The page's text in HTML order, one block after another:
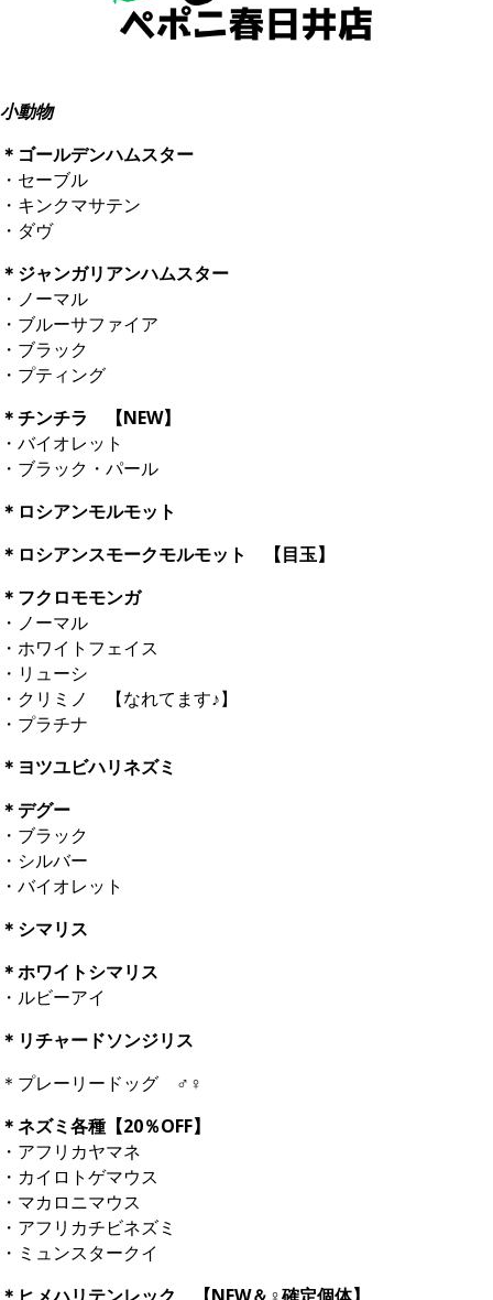
小動物
＊ゴールデンハムスター
・セーブル
・キンクマサテン
・ダヴ
＊ジャンガリアンハムスター
・ノーマル
・ブルーサファイア
・ブラック
・プティング
＊チンチラ 【NEW】
・バイオレット
・ブラック・パール
＊ロシアンモルモット
＊ロシアンスモークモルモット 【目玉】
＊フクロモモンガ
・ノーマル
・ホワイトフェイス
・リューシ
・クリミノ 【なれてます♪】
・プラチナ
＊ヨツユビハリネズミ
＊デグー
・ブラック
・シルバー
・バイオレット
＊シマリス
＊ホワイトシマリス
・ルビーアイ
＊リチャードソンジリス
＊プレーリードッグ ♂♀
＊ネズミ各種【20％OFF】
・アフリカヤマネ
・カイロトゲマウス
・マカロニマウス
・アフリカチビネズミ
・ミュンスタークイ